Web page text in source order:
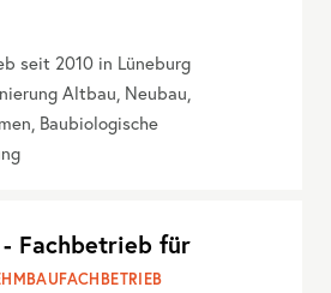
seit 2010 in Lüneburg
Altbau, Neubau,
Baubiologische
Fachbetrieb für